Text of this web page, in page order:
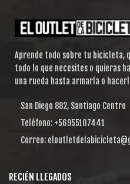
Aprende todo sobre tu bicicleta,
todo lo que necesites o quieras
una rueda hasta armarla o
San Diego 882, Santiago Centro
Teléfono: +56955107441
Correo:
RECIÉN LLEGADOS